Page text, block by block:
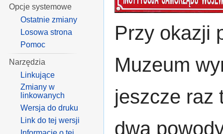
Przy okazji
Muzeum
jeszcze raz
dwa
Opcje systemowe
Ostatnie zmiany
Losowa strona
Pomoc
Narzędzia
Linkujące
Zmiany w
linkowanych
Wersja do druku
Link do tej wersji